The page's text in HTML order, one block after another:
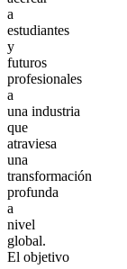
a
estudiantes
y
futuros
profesionales
a
una industria
que
atraviesa
una
transformación
profunda
a
nivel
global.
El objetivo